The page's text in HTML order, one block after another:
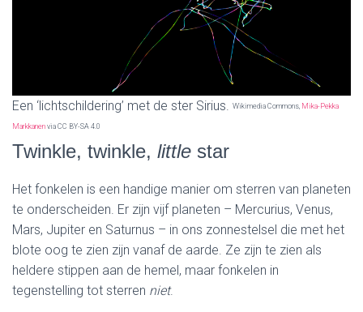
Een ‘lichtschildering’ met de ster Sirius. Wikimedia Commons, Mika-Pekka
Markkanen via CC BY-SA 4.0
Twinkle, twinkle, little star
Het fonkelen is een handige manier om sterren van planeten
te onderscheiden. Er zijn vijf planeten – Mercurius, Venus,
Mars, Jupiter en Saturnus – in ons zonnestelsel die met het
blote oog te zien zijn vanaf de aarde. Ze zijn te zien als
heldere stippen aan de hemel, maar fonkelen in
tegenstelling tot sterren niet.